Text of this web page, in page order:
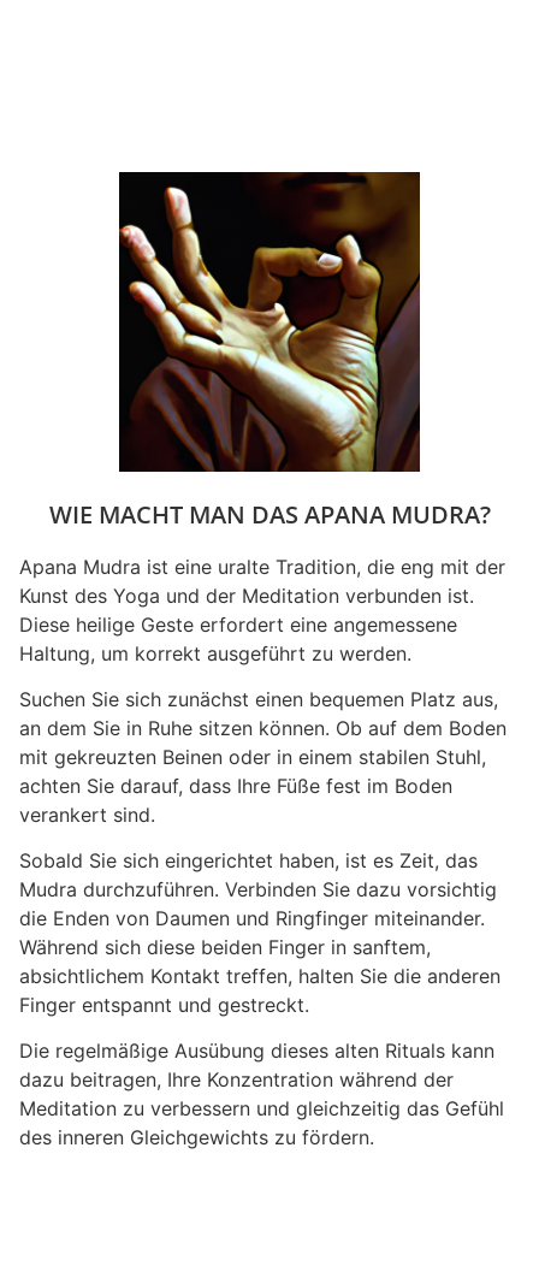
WIE MACHT MAN DAS APANA MUDRA?
Apana Mudra ist eine uralte Tradition, die eng mit der
Kunst des Yoga und der Meditation verbunden ist.
Diese heilige Geste erfordert eine angemessene
Haltung, um korrekt ausgeführt zu werden.
Suchen Sie sich zunächst einen bequemen Platz aus,
an dem Sie in Ruhe sitzen können. Ob auf dem Boden
mit gekreuzten Beinen oder in einem stabilen Stuhl,
achten Sie darauf, dass Ihre Füße fest im Boden
verankert sind.
Sobald Sie sich eingerichtet haben, ist es Zeit, das
Mudra durchzuführen. Verbinden Sie dazu vorsichtig
die Enden von Daumen und Ringfinger miteinander.
Während sich diese beiden Finger in sanftem,
absichtlichem Kontakt treffen, halten Sie die anderen
Finger entspannt und gestreckt.
Die regelmäßige Ausübung dieses alten Rituals kann
dazu beitragen, Ihre Konzentration während der
Meditation zu verbessern und gleichzeitig das Gefühl
des inneren Gleichgewichts zu fördern.